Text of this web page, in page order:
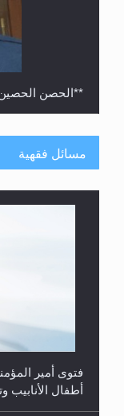
**الحصن
مسائل فقهية
فتوى أمير
أطفال الأنابيب